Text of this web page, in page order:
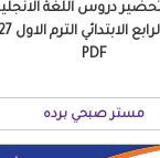
دروس اللغة
للصف الرابع
PDF
مستر صبحي برده